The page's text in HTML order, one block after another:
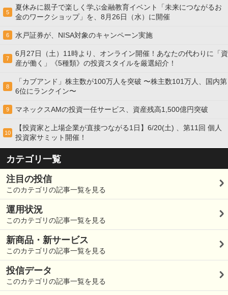
5
夏休みに親子で楽しく学ぶ金融教育イベント「未来につながるお
金のワークショップ」を、8月26日（水）に開催
6 水戸証券が、NISA対象のキャンペーン実施
7
6月27日（土）11時より、オンライン開催！あなたの代わりに「資
産が働く」《5種類》の投資スタイルを厳選紹介！
8
「カブアンド」株主数が100万人を突破 〜株主数101万人、国内第
6位にランクイン〜
9 マネックスAMの投資一任サービス、資産残高1,500億円突破
10
【投資家と上場企業が直接つながる1日】6/20(土) 、第11回 個人
投資家サミット開催！
カテゴリ一覧
注目の投信
このカテゴリの記事一覧を見る
運用状況
このカテゴリの記事一覧を見る
新商品・新サービス
このカテゴリの記事一覧を見る
投信データ
このカテゴリの記事一覧を見る